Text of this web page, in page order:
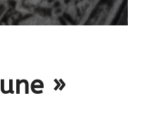
»